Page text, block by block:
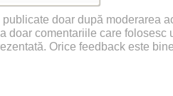
doar după moderarea
doar comentariile care folosesc
Orice feedback este